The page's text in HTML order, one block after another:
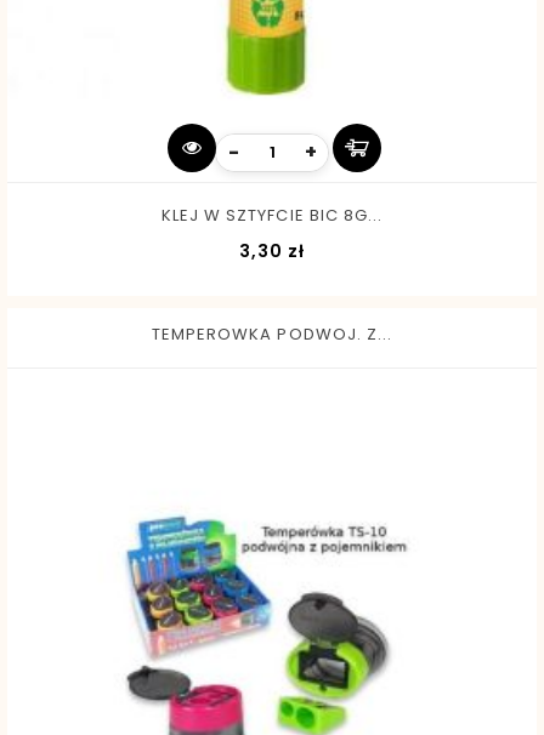
- +
KLEJ W SZTYFCIE BIC 8G...
3,30 złCena
TEMPEROWKA PODWOJ. Z...